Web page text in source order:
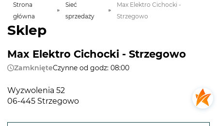
Strona
główna
Sieć
sprzedaży
Max Elektro Cichocki -
Strzegowo
Sklep
Max Elektro Cichocki - Strzegowo
ZamknięteCzynne od godz: 08:00
Wyzwolenia 52
06-445 Strzegowo
contributors